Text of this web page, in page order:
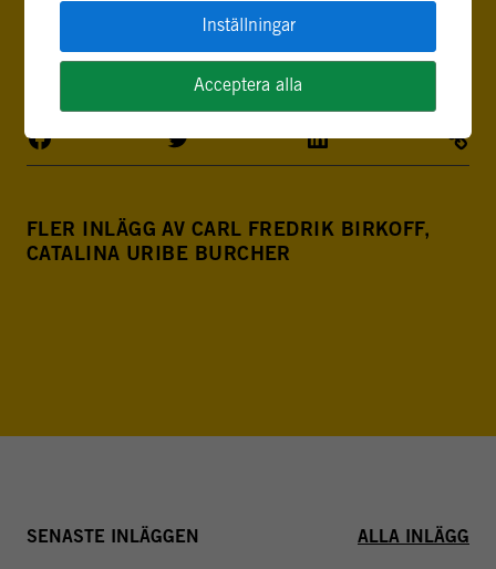
i Latinamerika, Östeuropa, Västafrika och Asien.
FLER INLÄGG AV CARL FREDRIK BIRKOFF,
CATALINA URIBE BURCHER
SENASTE INLÄGGEN ALLA INLÄGG
Inställningar
Acceptera alla